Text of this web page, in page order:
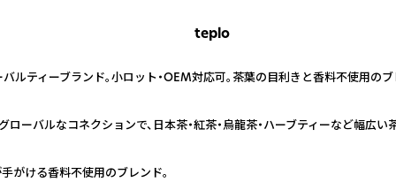
teplo
ルティーブランド。小ロット・OEM対応可。茶葉の目利きと香料不使用の
ローバルなコネクションで、日本茶・紅茶・烏龍茶・ハーブティーなど幅広い
がける香料不使用のブレンド。